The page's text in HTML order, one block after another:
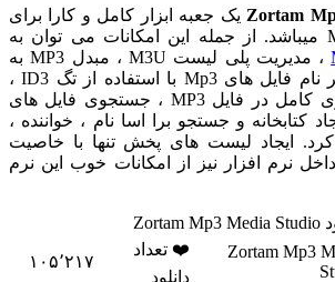
یک جعبه ابزار کامل و کارا برای
، مدیریت پلی لیست M3U ، مبدل MP3 به
Wav و بلعکس ، تغییر نام فایل های Mp3 با استفاده از تگ ID3 ،
دسته بندی و جستجوی کامل در فایل MP3 ، جستجوی فایل های
و جستجو برا اسا نام ، خواننده ،
لیست های پخش تنها با خاصیت
افزار نیز از امکانات خوب این نرم
Zortam
❤️ تعداد
۱۰۵٬۲۱۷